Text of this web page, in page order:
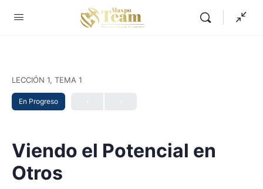
LECCIÓN 1, TEMA 1
En Progreso
Viendo el Potencial en
Otros